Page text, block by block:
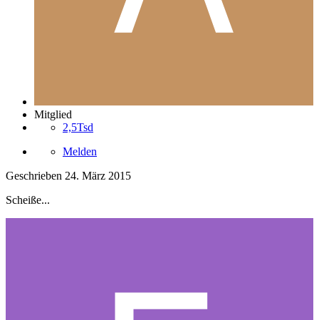
Mitglied
2,5Tsd
Melden
Geschrieben 24. März 2015
Scheiße...